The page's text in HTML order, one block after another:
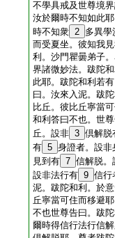
不學具戒及世尊境
汝於爾時不知如此
時不知衆 2 多異學
而受夏坐。彼知我
利。沙門瞿曇弟子
界諸微妙法。跋陀
此耶。跋陀和利若
曰。汝來入泥。跋
比丘。彼比丘寧當
和利答曰不也。世
丘。設非 3 倶解脱
有 5 身證者。設非
見到有 7 信解脱。
設非法行有 9 信行
泥。跋陀和利。於
丘寧當可住而移避
不也世尊告曰。跋
爾時得信行法行信